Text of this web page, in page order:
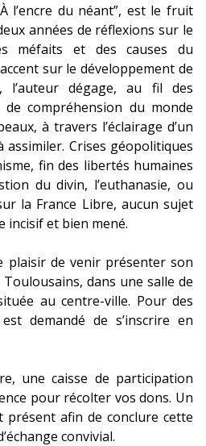
l’encre du néant”, est le fruit
années de réflexions sur le
méfaits et des causes du
sur le développement de
l’auteur dégage, au fil des
compréhension du monde
à travers l’éclairage d’un
Crises géopolitiques
fin des libertés humaines
du divin, l’euthanasie, ou
la France Libre, aucun sujet
incisif et bien mené.
plaisir de venir présenter son
dans une salle de
au centre-ville. Pour des
demandé de s’inscrire en
une caisse de participation
pour récolter vos dons. Un
présent afin de conclure cette
convivial.